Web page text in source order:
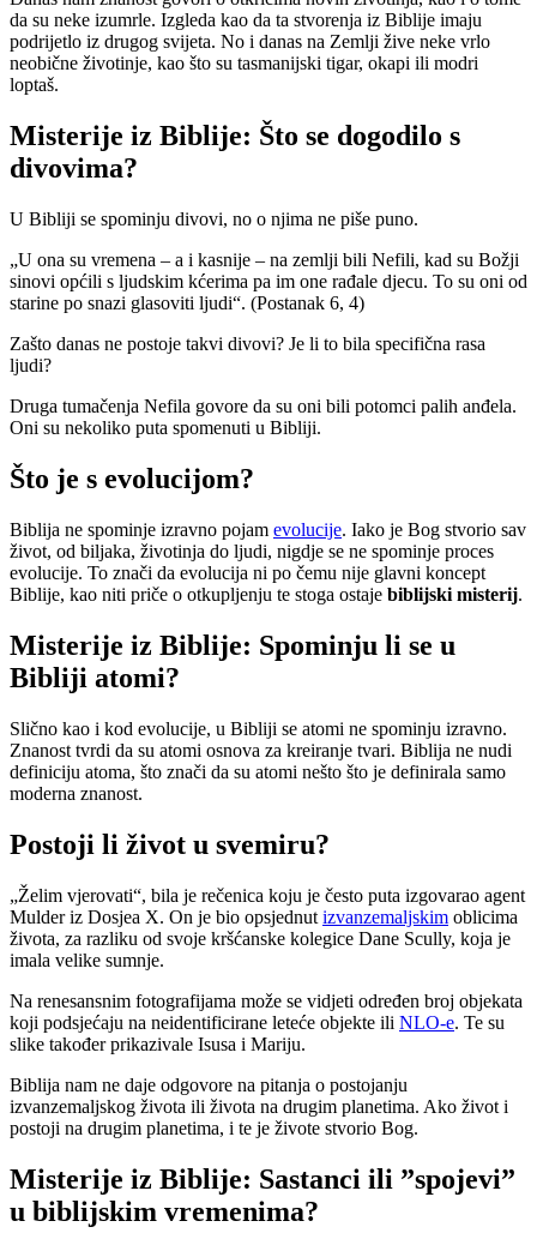
da su neke izumrle. Izgleda kao da ta stvorenja iz Biblije imaju
podrijetlo iz drugog svijeta. No i danas na Zemlji žive neke vrlo
neobične životinje, kao što su tasmanijski tigar, okapi ili modri
loptaš.
Misterije iz Biblije: Što se dogodilo s
divovima?
U Bibliji se spominju divovi, no o njima ne piše puno.
„U ona su vremena – a i kasnije – na zemlji bili Nefili, kad su Božji
sinovi općili s ljudskim kćerima pa im one rađale djecu. To su oni od
starine po snazi glasoviti ljudi“. (Postanak 6, 4)
Zašto danas ne postoje takvi divovi? Je li to bila specifična rasa
ljudi?
Druga tumačenja Nefila govore da su oni bili potomci palih anđela.
Oni su nekoliko puta spomenuti u Bibliji.
Što je s evolucijom?
Biblija ne spominje izravno pojam evolucije. Iako je Bog stvorio sav
život, od biljaka, životinja do ljudi, nigdje se ne spominje proces
evolucije. To znači da evolucija ni po čemu nije glavni koncept
Biblije, kao niti priče o otkupljenju te stoga ostaje biblijski misterij.
Misterije iz Biblije: Spominju li se u
Bibliji atomi?
Slično kao i kod evolucije, u Bibliji se atomi ne spominju izravno.
Znanost tvrdi da su atomi osnova za kreiranje tvari. Biblija ne nudi
definiciju atoma, što znači da su atomi nešto što je definirala samo
moderna znanost.
Postoji li život u svemiru?
„Želim vjerovati“, bila je rečenica koju je često puta izgovarao agent
Mulder iz Dosjea X. On je bio opsjednut izvanzemaljskim oblicima
života, za razliku od svoje kršćanske kolegice Dane Scully, koja je
imala velike sumnje.
Na renesansnim fotografijama može se vidjeti određen broj objekata
koji podsjećaju na neidentificirane leteće objekte ili NLO-e. Te su
slike također prikazivale Isusa i Mariju.
Biblija nam ne daje odgovore na pitanja o postojanju
izvanzemaljskog života ili života na drugim planetima. Ako život i
postoji na drugim planetima, i te je živote stvorio Bog.
Misterije iz Biblije: Sastanci ili ”spojevi”
u biblijskim vremenima?